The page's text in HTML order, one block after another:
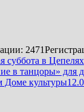
2471
суббота в Цепелях
в танцоры» для
Доме